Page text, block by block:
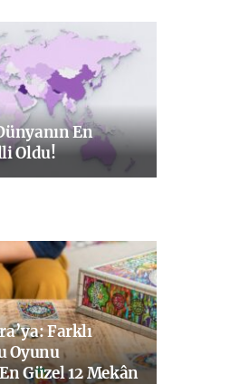
En
Oldu!
Farklı
Oyunu
Güzel 12 Mekân